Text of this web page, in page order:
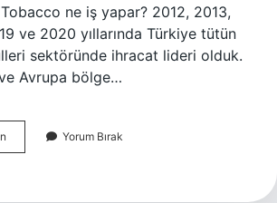
ne iş yapar? 2012, 2013,
ve 2020 yıllarında Türkiye tütün
sektöründe ihracat lideri olduk.
Avrupa bölge…
Tobacco
Ne
Yorum Bırak